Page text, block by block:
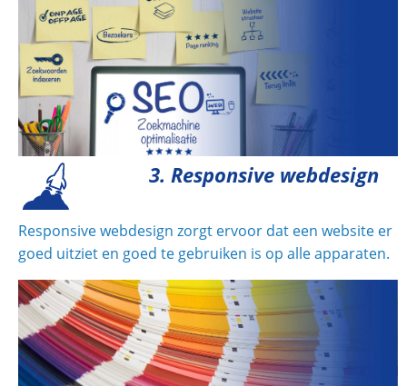
3. Responsive webdesign
Responsive webdesign zorgt ervoor dat een website er
goed uitziet en goed te gebruiken is op alle apparaten.